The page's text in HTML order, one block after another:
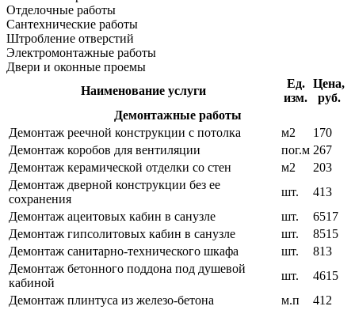
Отделочные работы
Сантехнические работы
Штробление отверстий
Электромонтажные работы
Двери и оконные проемы
Наименование услуги
Ед.
изм.
Цена,
руб.
Демонтажные работы
Демонтаж реечной конструкции с потолка
м2
170
Демонтаж коробов для вентиляции
пог.м 267
Демонтаж керамической отделки со стен
м2
203
Демонтаж дверной конструкции без ее
сохранения
шт.
413
Демонтаж ацеитовых кабин в санузле
шт.
6517
Демонтаж гипсолитовых кабин в санузле
шт.
8515
Демонтаж санитарно-технического шкафа
шт.
813
Демонтаж бетонного поддона под душевой
кабиной
шт.
4615
Демонтаж плинтуса из железо-бетона
м.п
412